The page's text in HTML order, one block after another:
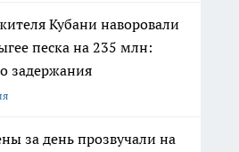
Кубани наворовали
песка на 235 млн:
задержания
за день прозвучали на